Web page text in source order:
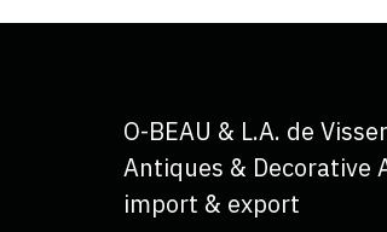
O-BEAU & L.A. de Visser
Antiques & Decorative
import & export